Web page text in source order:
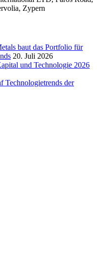
Zypern
baut das Portfolio für
20. Juli 2026
und Technologie 2026
Technologietrends der